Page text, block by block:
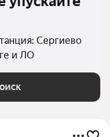
Сергиево
и ЛО